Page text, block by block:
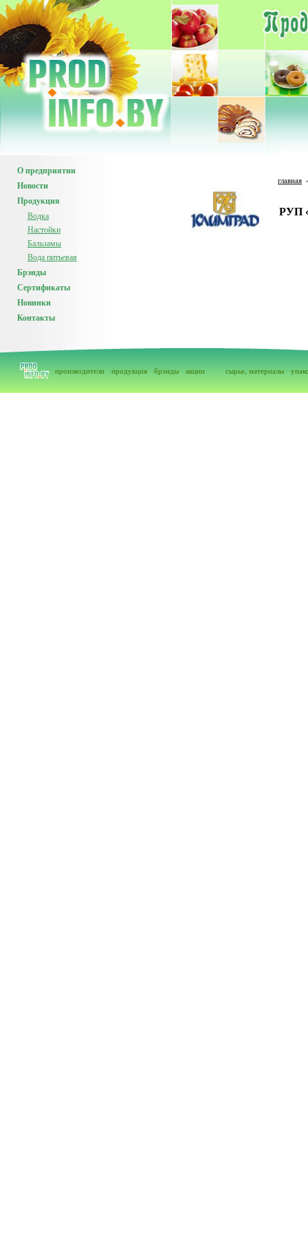
О предприятии
Новости
Продукция
Водка
Настойки
Бальзамы
Вода питьевая
Брэнды
Сертификаты
Новинки
Контакты
главная
РУП
производители продукция брэнды акции сырье, материалы